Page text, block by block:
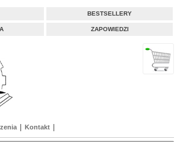
BESTSELLERY
ZAPOWIEDZI
Kontakt